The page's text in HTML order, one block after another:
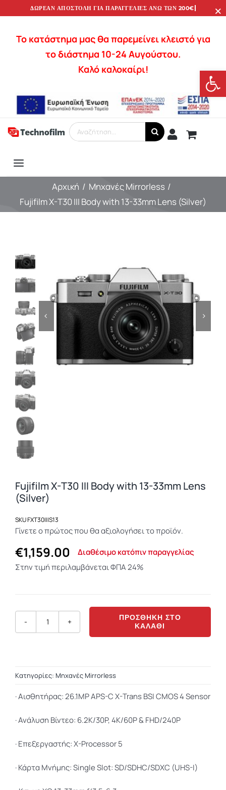
Μετάβαση
περιεχόμενο
Το κατάστημα μας θα παρεμείνει κλειστό για
το διάστημα 10-24 Αυγούστου.
Καλό καλοκαίρι!
Αναζήτηση
για:
Toggle
Navigation
Φωτογραφία
Σχετικά με εμάς
Επικοινωνία
Αρχική
Μηχανές Mirrorless
Fujifilm X-T30 III Body with 13-33mm Lens (Silver)
Fujifilm X-T30 III Body with 13-33mm Lens
(Silver)
SKUFXT30IIIS13
Γίνετε ο πρώτος που θα αξιολογήσει το προϊόν.
€1,159.00
Διαθέσιμο κατόπιν παραγγελίας
Στην τιμή περιλαμβάνεται ΦΠΑ 24%
Fujifilm
Body
with
33mm
(Silver)
ποσότητα
ΠΡΟΣΘΉΚΗ ΣΤΟ
ΚΑΛΆΘΙ
Kατηγορίες: Μηχανές Mirrorless
·Αισθητήρας:26.1MP APS-C X-Trans BSI CMOS 4 Sensor
·Ανάλυση Βίντεο: 6.2K/30P, 4K/60P & FHD/240P
·Επεξεργαστής: X-Processor 5
·Κάρτα Μνήμης:Single Slot: SD/SDHC/SDXC (UHS-I)
×
Απολύτως
Απαραίτητα
διαχείριση
λογαριασμού. Ο
σωστά χωρίς τα
απαραίτητα
cookies.